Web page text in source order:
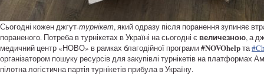
Сьогодні кожен джгут-турнікет, який одразу після поранення зупиняє
пораненого. Потреба в турнікетах в Україні на сьогодні є величезною, а
медичний центр «НОВО» в рамках благодійної програми#NOVOhelpта
організатором пошуку ресурсів для закупівлі турнікетів на
пілотна логістична партія турнікетів прибула в Україну.